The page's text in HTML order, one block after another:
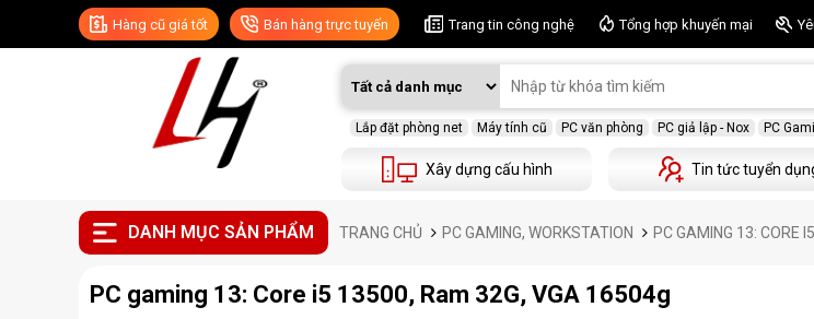
Hàng cũ giá tốt Bán hàng trực tuyến Trang tin công nghệ Tổng hợp khuyến mại
Lắp đặt phòng net Máy tính cũ PC văn phòng PC giả lập - Nox PC
Xây dựng cấu hình Tin tức tuyển
DANH MỤC SẢN PHẨM TRANG CHỦ PC GAMING, WORKSTATION PC GAMING 13: CORE
PC gaming 13: Core i5 13500, Ram 32G, VGA 16504g